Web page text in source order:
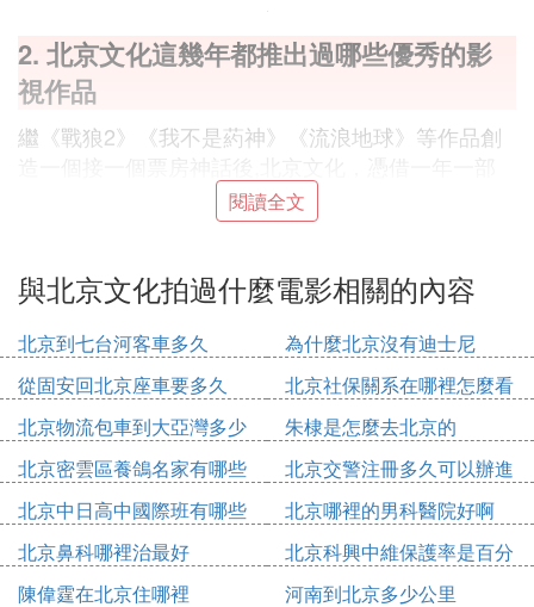
2. 北京文化這幾年都推出過哪些優秀的影
視作品
繼《戰狼2》《我不是葯神》《流浪地球》等作品創
爆款的實力收獲無數影迷的認可,也奠定了深厚扎實
的行業地位。北京文化2017年到2019年的三年時間
電影市場是極其罕見。
說起北京文化名字大家可能不太熟悉，但我們今天要
講的爆款影視巨作，大家一定耳熟能詳！
在宋歌的帶領下，北京文化以精準的選片能力及敏銳
的市場嗅覺，不僅取得了影視行業內罕見的"三年三
爆款"佳績，還一躍成為了國產影視行業的領軍品
牌。到底是什麼秘訣能夠讓北京文化成為影視行業內
的"爆款製造機"？讓我們一起來探究一下吧！
閱讀全文
與北京文化拍過什麼電影相關的內容
北京到七台河客車多久
為什麼北京沒有迪士尼
從固安回北京座車要多久
北京社保關系在哪裡怎麼看
北京物流包車到大亞灣多少
錢
朱棣是怎麼去北京的
北京密雲區養鴿名家有哪些
人
北京交警注冊多久可以辦進
京證
北京中日高中國際班有哪些
北京哪裡的男科醫院好啊
北京鼻科哪裡治最好
北京科興中維保護率是百分
之多少
陳偉霆在北京住哪裡 河南到北京多少公里